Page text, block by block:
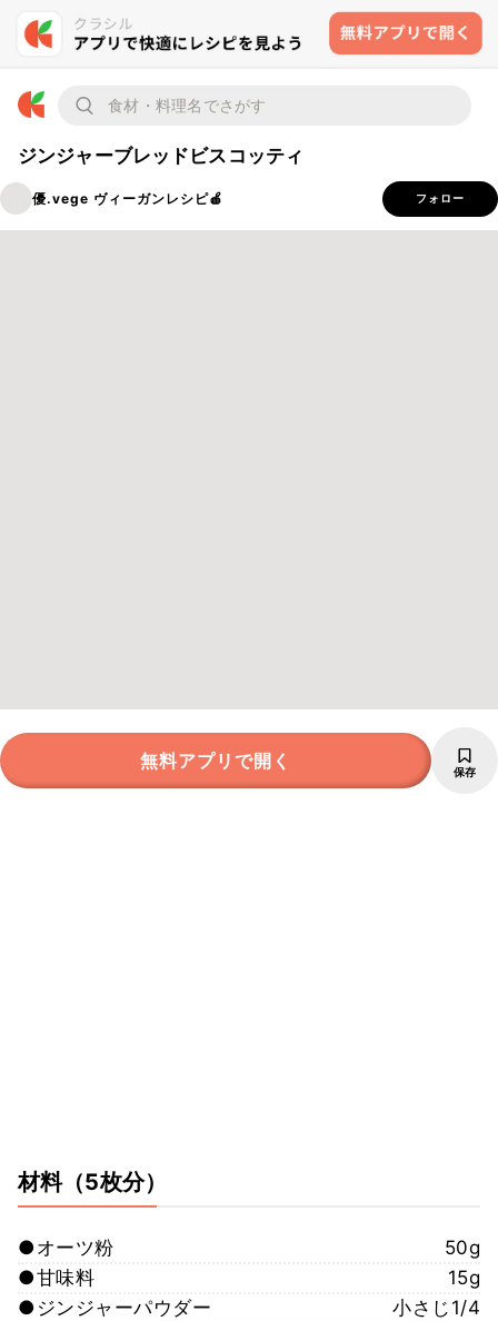
ジンジャーブレッドビスコッティ
優.vege ヴィーガンレシピ🍎 フォロー
無料アプリで開く 保存
材料（5枚分）
●オーツ粉
50g
●甘味料
15g
●ジンジャーパウダー
小さじ1/4